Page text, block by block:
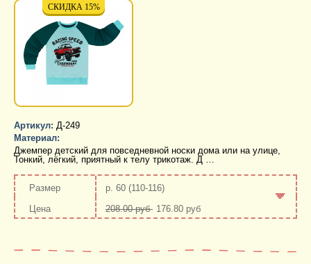
СКИДКА 15%
Артикул: Д-249
Материал:
Джемпер детский для повседневной носки дома или на улице,
Тонкий, лёгкий, приятный к телу трикотаж. Д …
р. 60 (110-116)
208.00 руб 176.80 руб